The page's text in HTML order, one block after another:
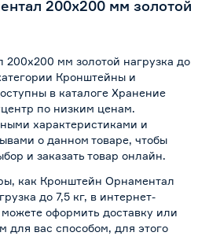
200х200 мм золотой
мм золотой нагрузка до
Кронштейны и
в каталоге Хранение
по низким ценам.
характеристиками и
о данном товаре, чтобы
и заказать товар онлайн.
как Кронштейн Орнаментал
до 7,5 кг, в интернет-
оформить доставку или
для вас способом, для этого